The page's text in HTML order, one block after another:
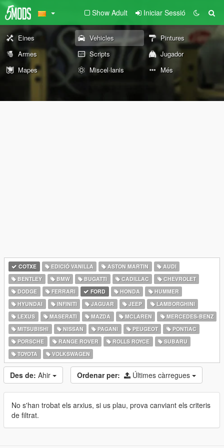
Show Adult Iniciar Sessió
Eines Vehicles
Pintures
Armes
Scripts
Jugador
Mapes
Miscel·lanis Més
COTXE EDICIÓ VANILLA ASTON MARTIN
AUDI
BENTLEY
BMW BUGATTI CADILLAC
CHEVROLET
DODGE
FERRARI FORD HONDA
HUMMER
HYUNDAI
INFINITI JAGUAR JEEP
LAMBORGHINI
LEXUS
MASERATI MAZDA MCLAREN
MERCEDES-BENZ
MITSUBISHI
NISSAN PAGANI PEUGEOT
PONTIAC
PORSCHE
RANGE ROVER ROLLS ROYCE
SUBARU
TOYOTA
VOLKSWAGEN
Des de: Ahir Ordenar per: Últimes càrregues
No s'han trobat els arxius, si us plau, prova canviant els criteris
de filtrat.